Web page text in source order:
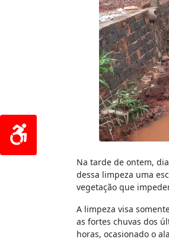
Na tarde de ontem,
dessa limpeza uma
vegetação que
A limpeza visa
as fortes chuvas dos
horas, ocasionado o